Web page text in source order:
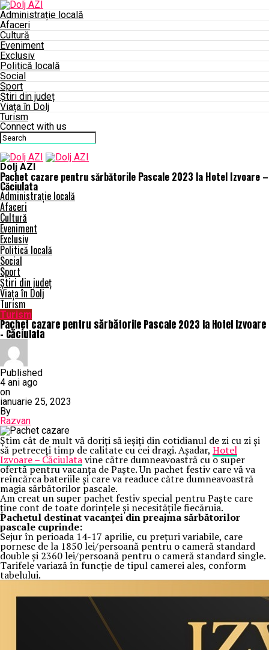
Administrație locală
Afaceri
Cultură
Eveniment
Exclusiv
Politică locală
Social
Sport
Știri din județ
Viața în Dolj
Turism
Connect with us
Dolj AZI
Pachet cazare pentru sărbătorile Pascale 2023 la Hotel Izvoare –
Căciulata
Administrație locală
Afaceri
Cultură
Eveniment
Exclusiv
Politică locală
Social
Sport
Știri din județ
Viața în Dolj
Turism
Turism
Pachet cazare pentru sărbătorile Pascale 2023 la Hotel Izvoare
– Căciulata
Published
4 ani ago
on
ianuarie 25, 2023
By
Razvan
Știm cât de mult vă doriți să ieșiți din cotidianul de zi cu zi și
să petreceți timp de calitate cu cei dragi. Așadar, Hotel
Izvoare – Căciulatavine către dumneavoastră cu o super
ofertă pentru vacanța de Paște. Un pachet festiv care vă va
reîncărca bateriile și care va readuce către dumneavoastră
magia sărbătorilor pascale.
Am creat un super pachet festiv special pentru Paște care
ține cont de toate dorințele și necesitățile fiecăruia.
Pachetul destinat vacanței din preajma sărbătorilor
pascale cuprinde:
Sejur în perioada 14-17 aprilie, cu prețuri variabile, care
pornesc de la 1850 lei/persoană pentru o cameră standard
double şi 2360 lei/persoană pentru o cameră standard single.
Tarifele variază în funcție de tipul camerei ales, conform
tabelului.